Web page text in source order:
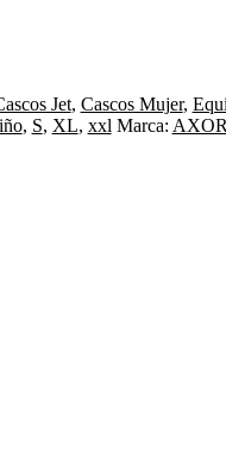
Jet, Cascos Mujer,
, S, XL, xxl Marca: AXOR